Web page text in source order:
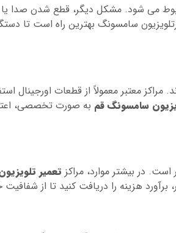
می شود. مشکل دیگر، قطع شدن صدا
سامسونگ بهترین راه است تا
معتبر معمولاً از قطعات اورجینال
سامسونگ قم به صورت تخصصی،
در بیشتر موارد، مراکز تعمیر
هزینه را دریافت کنید تا از